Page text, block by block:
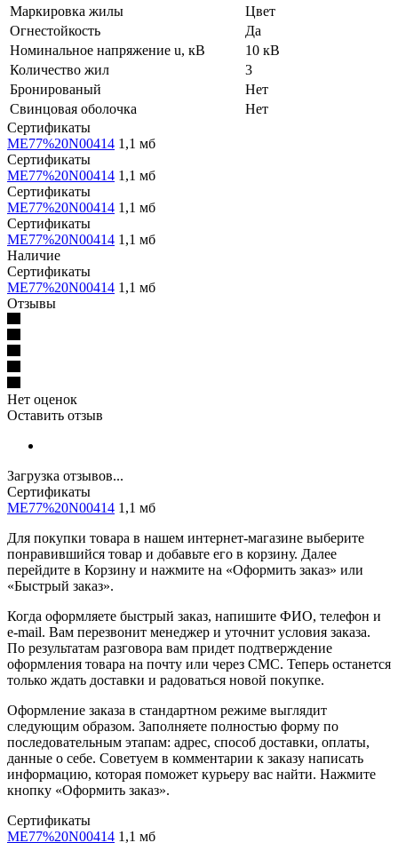
Маркировка жилы
Цвет
Огнестойкость
Да
Номинальное напряжение u, кВ
10 кВ
Количество жил
3
Бронированый
Нет
Свинцовая оболочка
Нет
Сертификаты
ME77%20N00414 1,1 мб
Сертификаты
ME77%20N00414 1,1 мб
Сертификаты
ME77%20N00414 1,1 мб
Сертификаты
ME77%20N00414 1,1 мб
Наличие
Сертификаты
ME77%20N00414 1,1 мб
Отзывы
Нет оценок
Оставить отзыв
Загрузка отзывов...
Сертификаты
ME77%20N00414 1,1 мб
Для покупки товара в нашем интернет-магазине выберите
понравившийся товар и добавьте его в корзину. Далее
перейдите в Корзину и нажмите на «Оформить заказ» или
«Быстрый заказ».
Когда оформляете быстрый заказ, напишите ФИО, телефон и
e-mail. Вам перезвонит менеджер и уточнит условия заказа.
По результатам разговора вам придет подтверждение
оформления товара на почту или через СМС. Теперь останется
только ждать доставки и радоваться новой покупке.
Оформление заказа в стандартном режиме выглядит
следующим образом. Заполняете полностью форму по
последовательным этапам: адрес, способ доставки, оплаты,
данные о себе. Советуем в комментарии к заказу написать
информацию, которая поможет курьеру вас найти. Нажмите
кнопку «Оформить заказ».
Сертификаты
ME77%20N00414 1,1 мб